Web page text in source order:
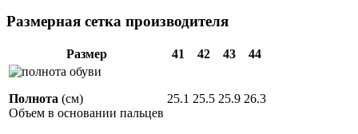
Размерная сетка производителя
Размер 41 42 43 44
Полнота (см)
Объем в основании пальцев
25.1 25.5 25.9 26.3